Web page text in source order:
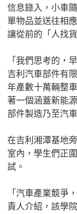
信息錄入，小車
單物品並送往相
讓從前的「人找
「我們思考的，
吉利汽車部件有
年產數十萬輛整
著一個涵蓋新能
部件製造乃至汽
在吉利湘潭基地
室內，學生們正
試。
「汽車產業競爭
責人介紹，該學